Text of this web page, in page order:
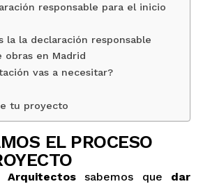
ESPAÑOL
responsable para el inicio
la la declaración responsable
obras en Madrid
vas a necesitar?
tu proyecto
EL PROCESO
Arquitectos sabemos que dar